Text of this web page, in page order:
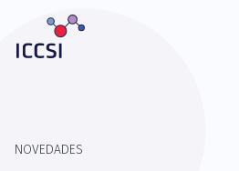
NOVEDADES